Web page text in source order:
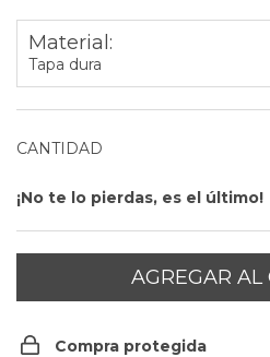
Material:
Tapa dura
CANTIDAD
¡No te lo pierdas, es el último!
Compra protegida